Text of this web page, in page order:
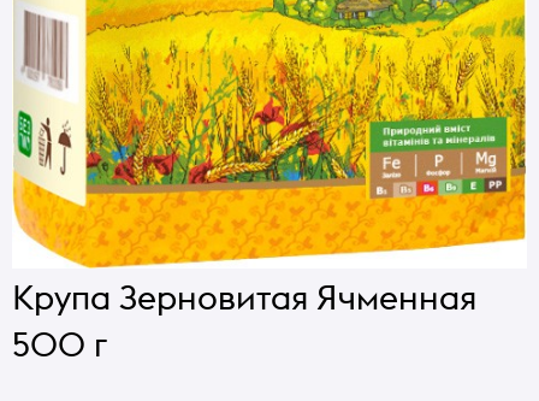
Крупа Зерновитая Ячменная
500 г